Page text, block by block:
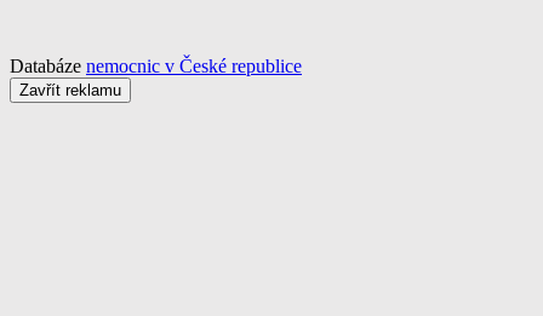
Databáze nemocnic v České republice
Zavřít reklamu